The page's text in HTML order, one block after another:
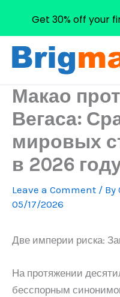
Skip
Макао
Вегаса:
мировых
в 2026
Leave a Comment / By
05/17/2026
Две империи риска:
На протяжении
бесспорным
Get 30% off your